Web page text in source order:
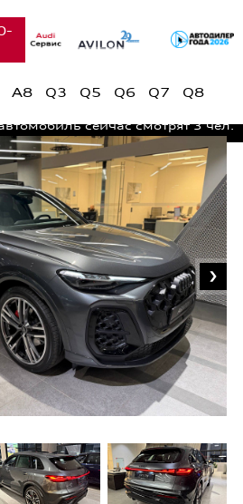
A8 Q3 Q5 Q6 Q7
Q8
сейчас смотрят3 чел.